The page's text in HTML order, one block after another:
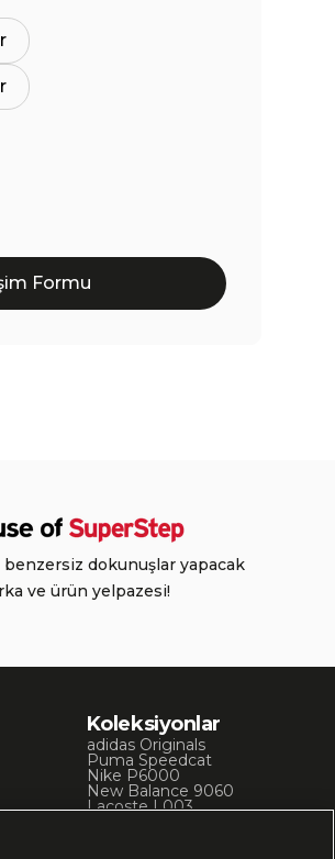
Formu
dokunuşlar yapacak
ve ürün yelpazesi!
Koleksiyonlar
adidas Originals
Puma Speedcat
Nike P6000
New Balance 9060
Lacoste L003